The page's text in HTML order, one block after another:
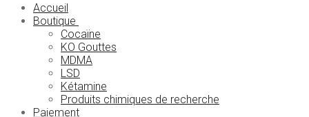
Accueil
Boutique
Cocaïne
KO Gouttes
MDMA
LSD
Kétamine
Produits chimiques de recherche
Paiement